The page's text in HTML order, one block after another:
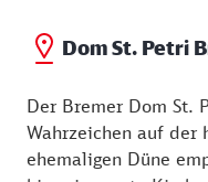
Dom St. Petri
Der Bremer Dom St.
Wahrzeichen auf der
ehemaligen Düne